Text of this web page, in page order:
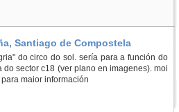
Santiago de Compostela
do circo do sol. sería para a función do
sector c18 (ver plano en imagenes). moi
maior información